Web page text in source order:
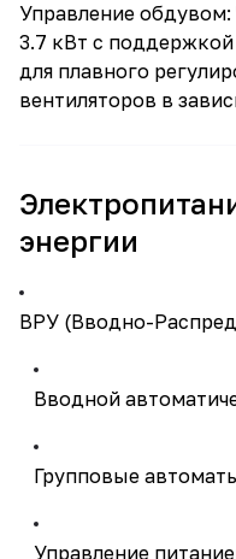
Управление
3.7 кВт с
для плавного
вентиляторов в
энергии
ВРУ (Вводно-
Вводной
Групповые
Управление